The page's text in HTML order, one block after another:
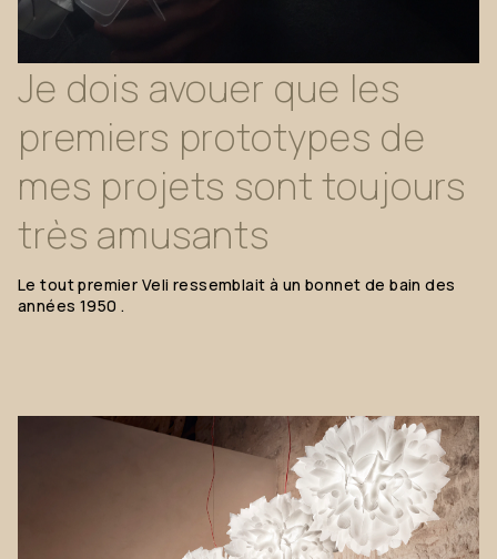
Je dois avouer que les
premiers prototypes de
mes projets sont toujours
très amusants
Le toutpremier Veli ressemblait à un bonnet de bain des
années 1950 .